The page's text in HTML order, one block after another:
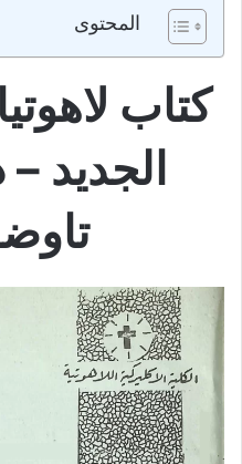
المحتوى
كتاب
الجديد